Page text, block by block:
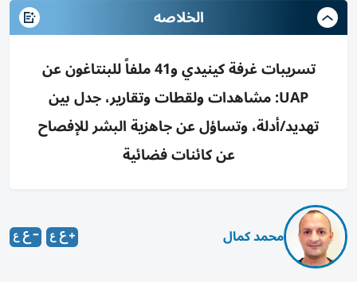
الخلاصه
تسريبات غرفة كينيدي و41 ملفاً للبنتاغون عن
UAP: مشاهدات ولقطات وتقارير، جدل بين
تهديد/أدلة، وتساؤل عن جاهزية البشر للإفصاح
عن كائنات فضائية
محمد كمال